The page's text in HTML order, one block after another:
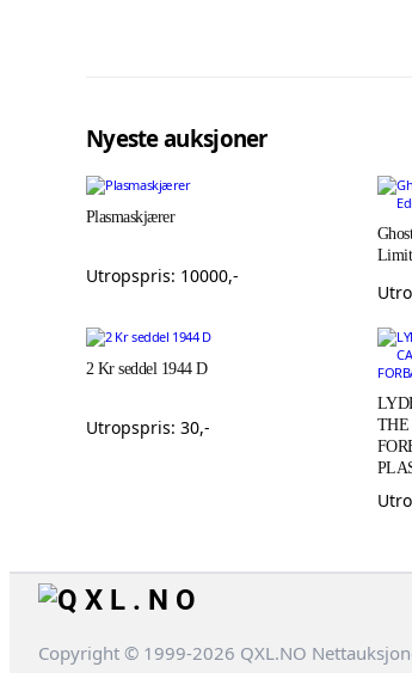
Nyeste auksjoner
Plasmaskjærer
Utropspris: 10000,-
2 Kr seddel 1944 D
Utropspris: 30,-
THE
Copyright © 1999-2026 QXL.NO